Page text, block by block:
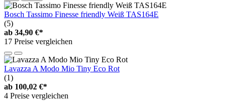
Bosch Tassimo Finesse friendly Weiß TAS164E
(5)
ab 34,90 €*
17 Preise vergleichen
Lavazza A Modo Mio Tiny Eco Rot
(1)
ab 100,02 €*
4 Preise vergleichen